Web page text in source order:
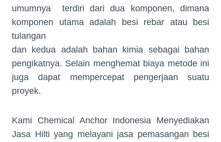
umumnya
terdiri dari dua komponen, dimana
komponen utama adalah besi rebar atau besi
tulangan
dan kedua adalah bahan kimia sebagai bahan
pengikatnya. Selain menghemat biaya metode ini
juga dapat mempercepat pengerjaan suatu
proyek.
Kami Chemical Anchor Indonesia Menyediakan
Jasa Hilti yang melayani jasa pemasangan besi